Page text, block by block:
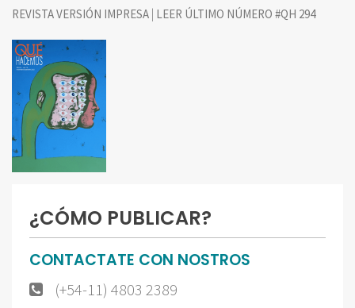
REVISTA VERSIÓN IMPRESA | LEER ÚLTIMO NÚMERO #QH 294
¿CÓMO PUBLICAR?
CONTACTATE CON NOSTROS
(+54-11) 4803 2389